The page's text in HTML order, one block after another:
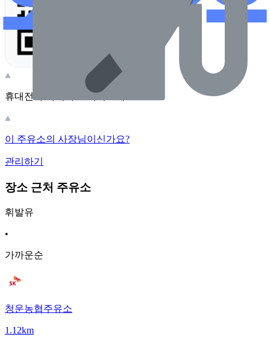
휴대전화 카메라로 찍어보세요
이 주유소의 사장님이신가요?
관리하기
장소 근처 주유소
휘발유
•
가까운순
청운농협주유소
1.12km